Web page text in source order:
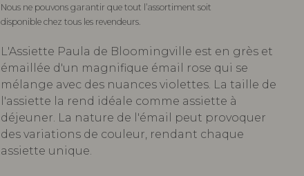
Nous ne pouvons garantir que tout l’assortiment soit
disponible chez tous les revendeurs.
L'Assiette Paula de Bloomingville est en grès et
émaillée d'un magnifique émail rose qui se
mélange avec des nuances violettes. La taille de
l'assiette la rend idéale comme assiette à
déjeuner. La nature de l'émail peut provoquer
des variations de couleur, rendant chaque
assiette unique.